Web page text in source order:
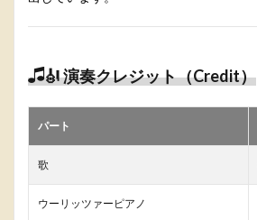
🎻 演奏クレジット（Credit）
パート
歌
ウーリッツァーピアノ